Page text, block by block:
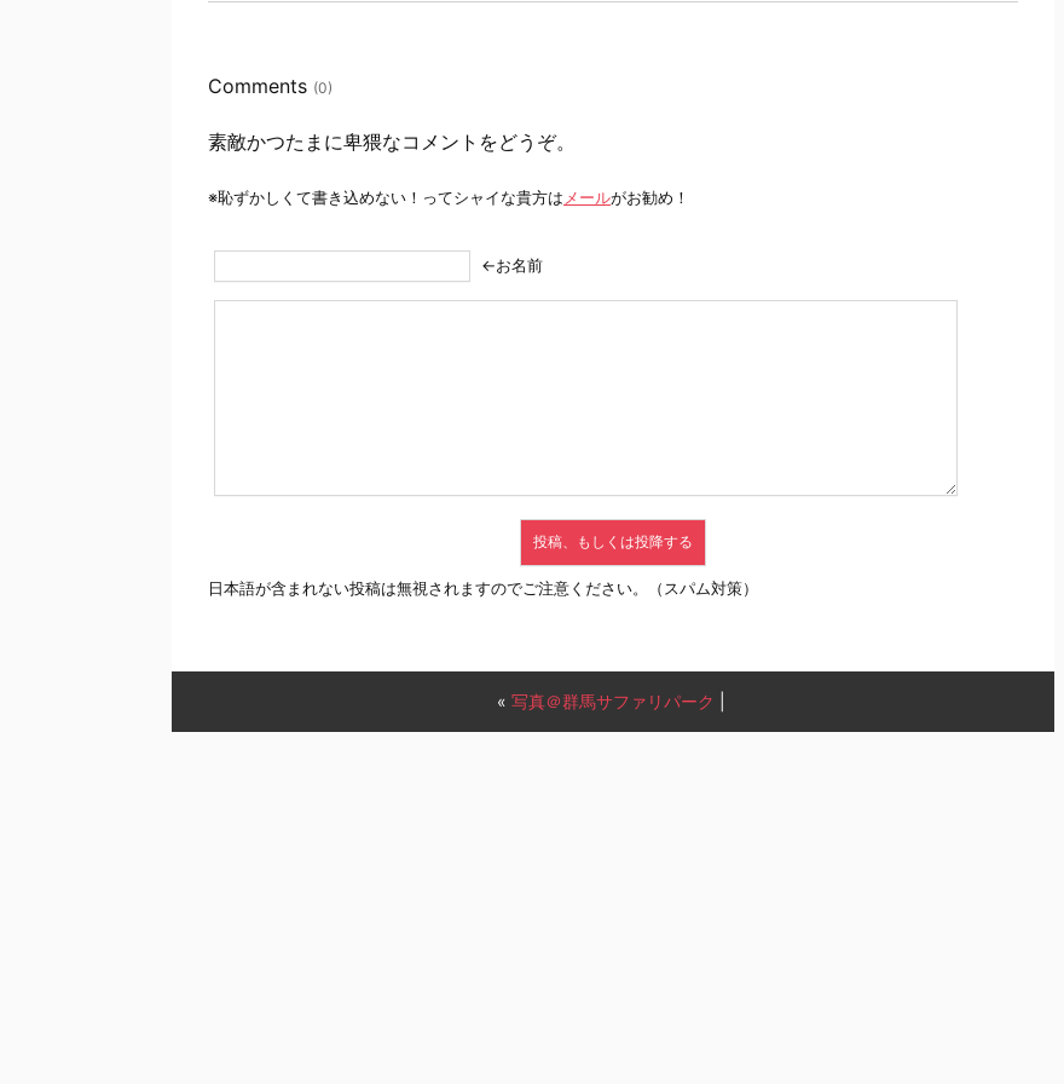
Comments (0)
素敵かつたまに卑猥なコメントをどうぞ。
※恥ずかしくて書き込めない！ってシャイな貴方は メールがお勧め！
←お名前
日本語が含まれない投稿は無視されますのでご注意ください。（スパム対策）
« 写真＠群馬サファリパーク